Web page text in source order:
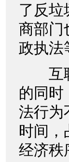
了反垃
商部门
政执法
互联
的同时
法行为
时间，
经济秩